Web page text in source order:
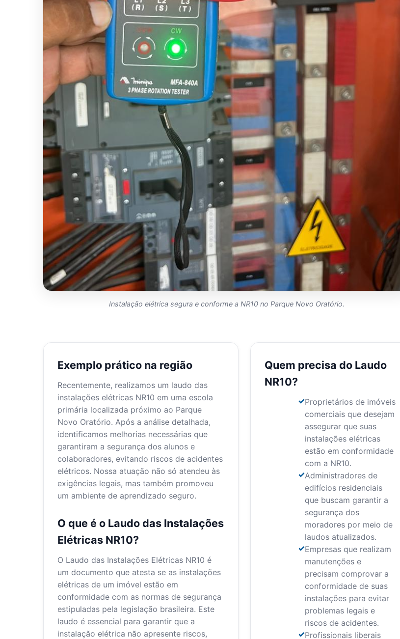
Instalação elétrica segura e conforme a NR10 no Parque Novo Oratório.
Exemplo prático na região
Recentemente, realizamos um laudo das
instalações elétricas NR10 em uma escola
primária localizada próximo ao Parque
Novo Oratório. Após a análise detalhada,
identificamos melhorias necessárias que
garantiram a segurança dos alunos e
colaboradores, evitando riscos de acidentes
elétricos. Nossa atuação não só atendeu às
exigências legais, mas também promoveu
um ambiente de aprendizado seguro.
O que é o Laudo das Instalações
Elétricas NR10?
O Laudo das Instalações Elétricas NR10 é
um documento que atesta se as instalações
elétricas de um imóvel estão em
conformidade com as normas de segurança
estipuladas pela legislação brasileira. Este
laudo é essencial para garantir que a
instalação elétrica não apresente riscos,
Quem precisa do Laudo
NR10?
Proprietários de imóveis
comerciais que desejam
assegurar que suas
instalações elétricas
estão em conformidade
com a NR10.
Administradores de
edifícios residenciais
que buscam garantir a
segurança dos
moradores por meio de
laudos atualizados.
Empresas que realizam
manutenções e
precisam comprovar a
conformidade de suas
instalações para evitar
problemas legais e
riscos de acidentes.
Profissionais liberais